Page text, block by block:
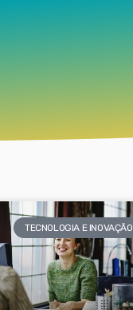
TECNOLOGIA E INOVAÇÃO